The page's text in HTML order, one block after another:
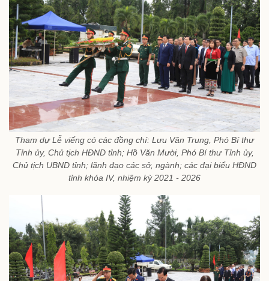
Tham dự Lễ viếng có các đồng chí: Lưu Văn Trung, Phó Bí thư
Tỉnh ủy, Chủ tịch HĐND tỉnh; Hồ Văn Mười, Phó Bí thư Tỉnh ủy,
Chủ tịch UBND tỉnh; lãnh đạo các sở, ngành; các đại biểu HĐND
tỉnh khóa IV, nhiệm kỳ 2021 - 2026